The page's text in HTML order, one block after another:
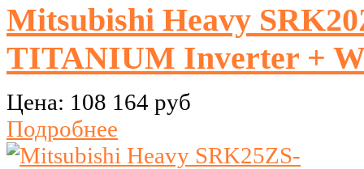
Mitsubishi Heavy
TITANIUM Inverter +
Цена: 108 164 руб
Подробнее